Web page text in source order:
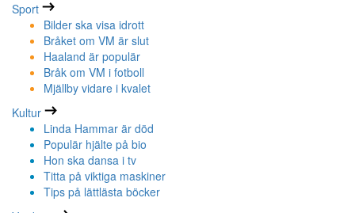
Sport
Bilder ska visa idrott
Bråket om VM är slut
Haaland är populär
Bråk om VM i fotboll
Mjällby vidare i kvalet
Kultur
Linda Hammar är död
Populär hjälte på bio
Hon ska dansa i tv
Titta på viktiga maskiner
Tips på lättlästa böcker